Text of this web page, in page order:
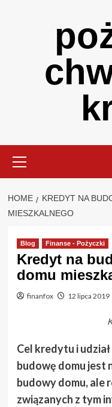
Menu
HOME
KREDYT NA
MIESZKALNEGO
Blog Finanse - Pożyczki
Kredyt na
domu
finanfox 12 lipca 2019
Cel kredytu i
budowę domu jest
budowy domu, ale
związanych z tym